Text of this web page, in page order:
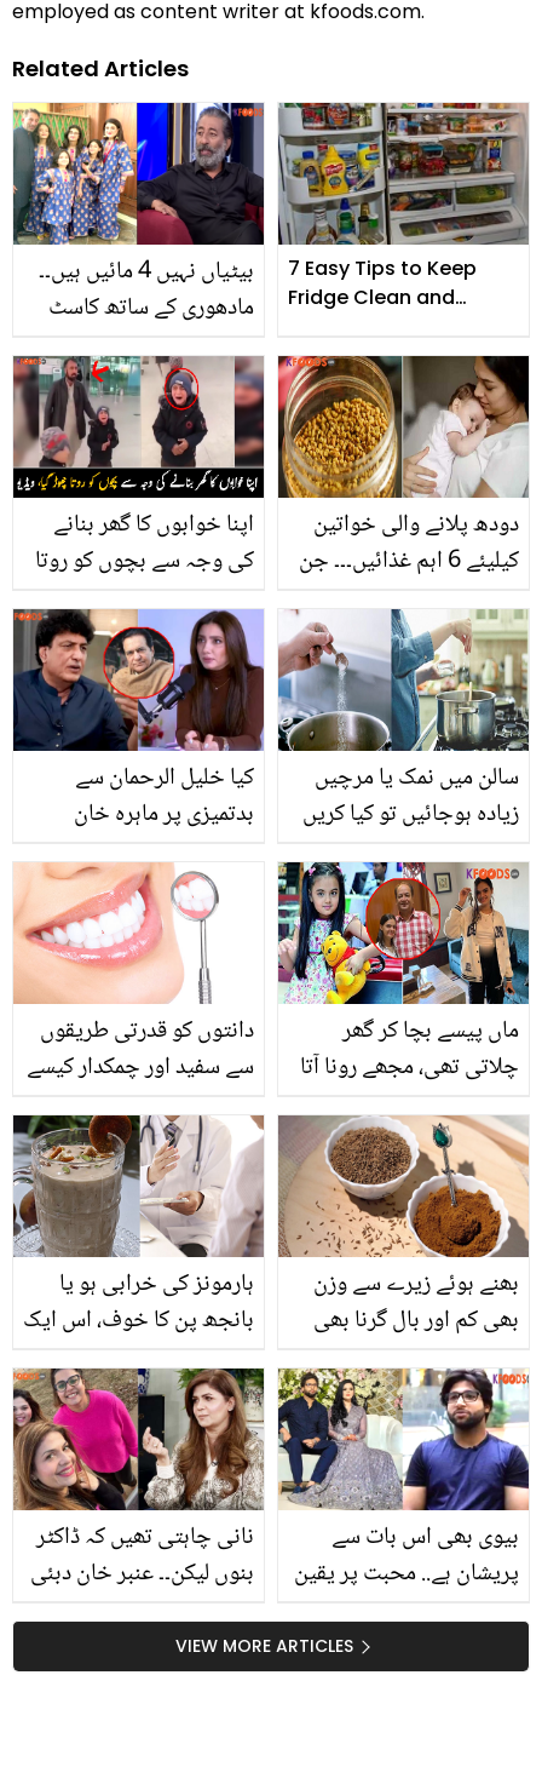
employed as content writer at kfoods.com.
Related Articles
بیٹیاں نہیں 4 مائیں ہیں۔۔
مادھوری کے ساتھ کاسٹ
نہیں کی؟ عدنان شاہ ٹیپو
کی زندگی کے حیران کن
حقائق
7 Easy Tips to Keep
Fridge Clean and
اپنا خوابوں کا گھر بنانے
کی وجہ سے بچوں کو روتا
کی بچوں کے ساتھ آخری
ملاقات نے کیسے سب کی
آنکھیں نم کر دیں؟ ویڈیو
دودھ پلانے والی خواتین
کیلیئے 6 اہم غذائیں۔۔۔ جن
بچہ بھی صحت مند رہے
کیا خلیل الرحمان سے
بدتمیزی پر ماہرہ خان
نے بڈھی بنا دیا ! ماہرہ خان
کے انکشافات
سالن میں نمک یا مرچیں
زیادہ ہوجائیں تو کیا کریں
آسان حل
دانتوں کو قدرتی طریقوں
سے سفید اور چمکدار کیسے
آسان گھریلو نسخے
ماں پیسے بچا کر گھر
چلاتی تھی، مجھے رونا آتا
کی 15 سالہ اداکارہ نے نئے
سال پر والدین کو کیا تحفہ
دے دیا کہ سب حیران رہ
گئے
ہارمونز کی خرابی ہو یا
بانجھ پن کا خوف، اس ایک
کر کھانے کا جادو دیکھیں
بھنے ہوئے زیرے سے وزن
بھی کم اور بال گرنا بھی
کس طرح کیا جاتا ہے؟
نانی چاہتی تھیں کہ ڈاکٹر
بنوں لیکن۔۔ عنبر خان دبئی
کیوں ہو گئیں؟
بیوی بھی اس بات سے
پریشان ہے.. محبت پر یقین
کرنے والے امام الحق نے
ایسا کیوں کہا؟
VIEW MORE ARTICLES